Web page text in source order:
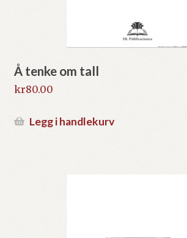
Å tenke om tall
kr80.00
Legg i handlekurv